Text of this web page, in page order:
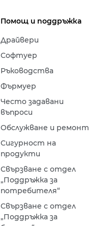
Помощ и поддръжка
Драйвери
Софтуер
Ръководства
Фърмуер
Често задавани
въпроси
Обслужване и ремонт
Сигурност на
продукти
Свързване с отдел
„Поддръжка за
потребителя“
Свързване с отдел
„Поддръжка за